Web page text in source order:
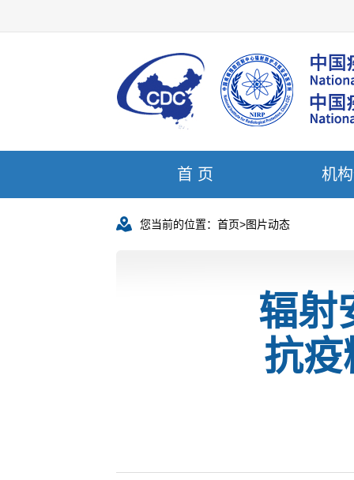
首 页 机
您当前的位置： 首页>图片动态
辐射
抗疫